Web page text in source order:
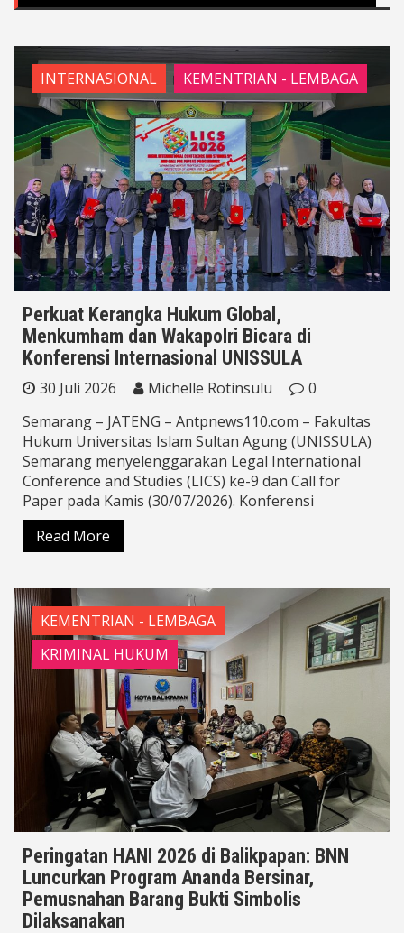
INTERNASIONAL KEMENTRIAN - LEMBAGA
Perkuat Kerangka Hukum Global,
Menkumham dan Wakapolri Bicara di
Konferensi Internasional UNISSULA
30 Juli 2026 Michelle Rotinsulu
0
Semarang – JATENG – Antpnews110.com – Fakultas
Hukum Universitas Islam Sultan Agung (UNISSULA)
Semarang menyelenggarakan Legal International
Conference and Studies (LICS) ke-9 dan Call for
Paper pada Kamis (30/07/2026). Konferensi
Read More
KEMENTRIAN - LEMBAGA
KRIMINAL HUKUM
Peringatan HANI 2026 di Balikpapan: BNN
Luncurkan Program Ananda Bersinar,
Pemusnahan Barang Bukti Simbolis
Dilaksanakan